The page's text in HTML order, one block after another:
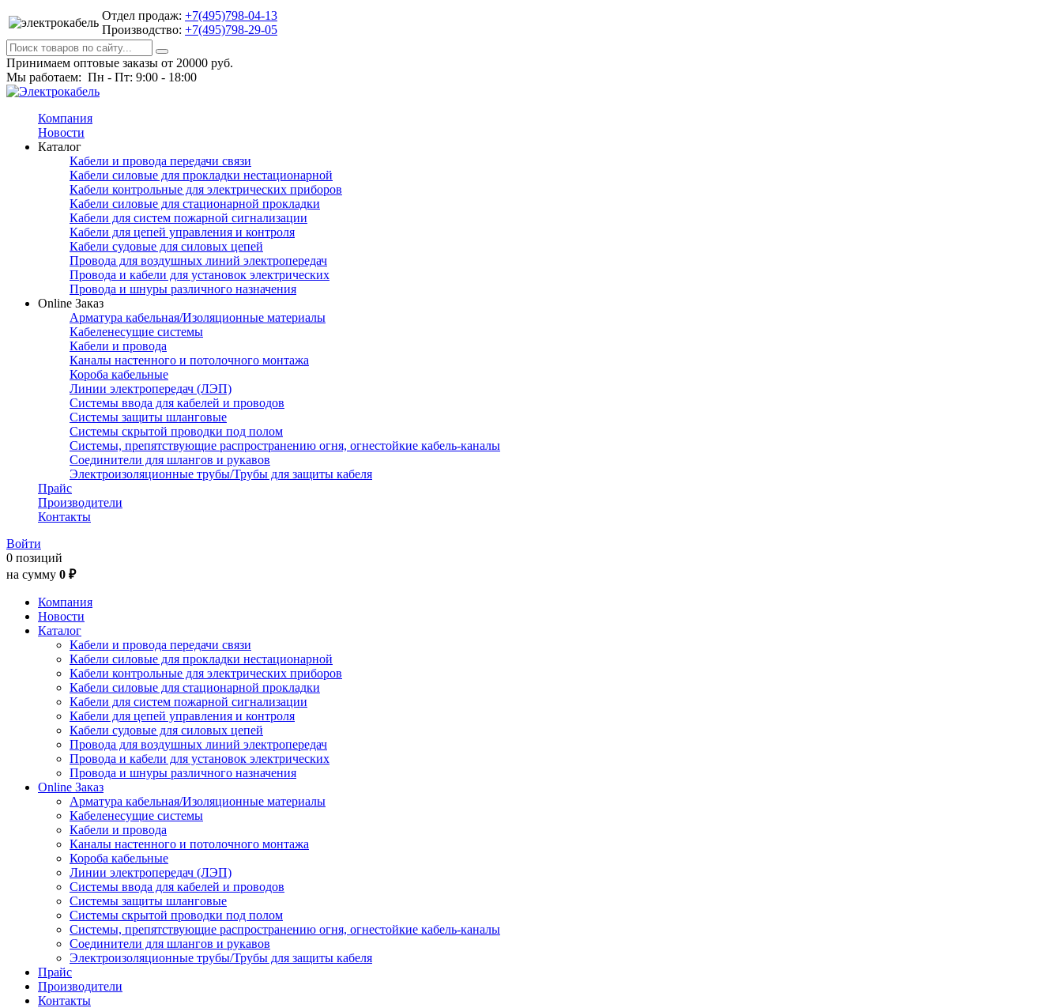
Отдел продаж: +7(495)798-04-13
Производство: +7(495)798-29-05
Принимаем оптовые заказы от 20000 руб.
Мы работаем: Пн - Пт: 9:00 - 18:00
Компания
Новости
Каталог
Кабели и провода передачи связи
Кабели силовые для прокладки нестационарной
Кабели контрольные для электрических приборов
Кабели силовые для стационарной прокладки
Кабели для систем пожарной сигнализации
Кабели для цепей управления и контроля
Кабели судовые для силовых цепей
Провода для воздушных линий электропередач
Провода и кабели для установок электрических
Провода и шнуры различного назначения
Online Заказ
Арматура кабельная/Изоляционные материалы
Кабеленесущие системы
Кабели и провода
Каналы настенного и потолочного монтажа
Короба кабельные
Линии электропередач (ЛЭП)
Системы ввода для кабелей и проводов
Системы защиты шланговые
Системы скрытой проводки под полом
Системы, препятствующие распространению огня, огнестойкие кабель-каналы
Соединители для шлангов и рукавов
Электроизоляционные трубы/Трубы для защиты кабеля
Прайс
Производители
Контакты
Войти
0 позиций
на сумму 0 ₽
Компания
Новости
Каталог
Кабели и провода передачи связи
Кабели силовые для прокладки нестационарной
Кабели контрольные для электрических приборов
Кабели силовые для стационарной прокладки
Кабели для систем пожарной сигнализации
Кабели для цепей управления и контроля
Кабели судовые для силовых цепей
Провода для воздушных линий электропередач
Провода и кабели для установок электрических
Провода и шнуры различного назначения
Online Заказ
Арматура кабельная/Изоляционные материалы
Кабеленесущие системы
Кабели и провода
Каналы настенного и потолочного монтажа
Короба кабельные
Линии электропередач (ЛЭП)
Системы ввода для кабелей и проводов
Системы защиты шланговые
Системы скрытой проводки под полом
Системы, препятствующие распространению огня, огнестойкие кабель-каналы
Соединители для шлангов и рукавов
Электроизоляционные трубы/Трубы для защиты кабеля
Прайс
Производители
Контакты